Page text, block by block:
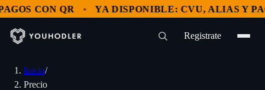
CON QR YA DISPONIBLE: CVU, ALIAS Y PAGOS
Registrate
Inicio/
Precio